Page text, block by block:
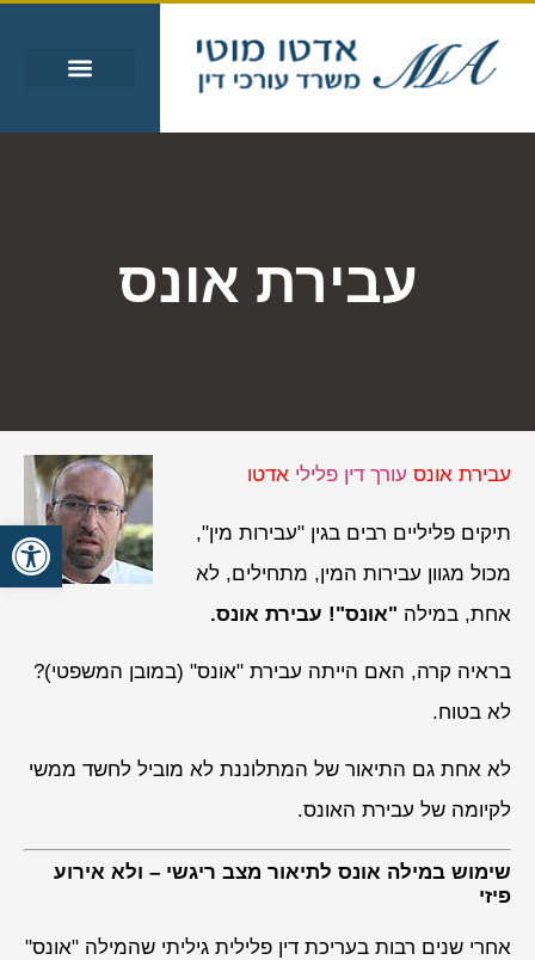
עבירת אונס
עבירת אונס עורך דין פלילי אדטו
תיקים פליליים רבים בגין "עבירות מין",
מכול מגוון עבירות המין, מתחילים, לא
אחת, במילה "אונס"! עבירת אונס.
בראיה קרה, האם הייתה עבירת "אונס" (במובן המשפטי)?
לא בטוח.
לא אחת גם התיאור של המתלוננת לא מוביל לחשד ממשי
לקיומה של עבירת האונס.
שימוש במילה אונס לתיאור מצב ריגשי – ולא אירוע
פיזי
אחרי שנים רבות בעריכת דין פלילית גיליתי שהמילה "אונס"
פתח